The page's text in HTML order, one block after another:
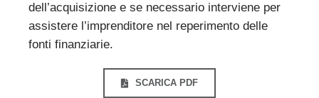
dell’acquisizione e se necessario interviene per
assistere l’imprenditore nel reperimento delle
fonti finanziarie.
SCARICA PDF